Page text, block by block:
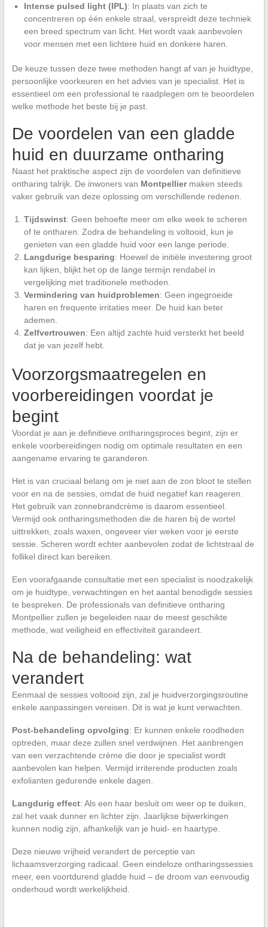
Intense pulsed light (IPL): In plaats van zich te
concentreren op één enkele straal, verspreidt deze techniek
een breed spectrum van licht. Het wordt vaak aanbevolen
voor mensen met een lichtere huid en donkere haren.
De keuze tussen deze twee methoden hangt af van je huidtype,
persoonlijke voorkeuren en het advies van je specialist. Het is
essentieel om een professional te raadplegen om te beoordelen
welke methode het beste bij je past.
De voordelen van een gladde
huid en duurzame ontharing
Naast het praktische aspect zijn de voordelen van definitieve
ontharing talrijk. De inwoners van Montpelliermaken steeds
vaker gebruik van deze oplossing om verschillende redenen.
Tijdswinst: Geen behoefte meer om elke week te scheren
of te ontharen. Zodra de behandeling is voltooid, kun je
genieten van een gladde huid voor een lange periode.
Langdurige besparing: Hoewel de initiële investering groot
kan lijken, blijkt het op de lange termijn rendabel in
vergelijking met traditionele methoden.
Vermindering van huidproblemen: Geen ingegroeide
haren en frequente irritaties meer. De huid kan beter
ademen.
Zelfvertrouwen: Een altijd zachte huid versterkt het beeld
dat je van jezelf hebt.
Voorzorgsmaatregelen en
voorbereidingen voordat je
begint
Voordat je aan je definitieve ontharingsproces begint, zijn er
enkele voorbereidingen nodig om optimale resultaten en een
aangename ervaring te garanderen.
Het is van cruciaal belang om je niet aan de zon bloot te stellen
voor en na de sessies, omdat de huid negatief kan reageren.
Het gebruik van zonnebrandcrème is daarom essentieel.
Vermijd ook ontharingsmethoden die de haren bij de wortel
uittrekken, zoals waxen, ongeveer vier weken voor je eerste
sessie. Scheren wordt echter aanbevolen zodat de lichtstraal de
follikel direct kan bereiken.
Een voorafgaande consultatie met een specialist is noodzakelijk
om je huidtype, verwachtingen en het aantal benodigde sessies
te bespreken. De professionals van definitieve ontharing
Montpellier zullen je begeleiden naar de meest geschikte
methode, wat veiligheid en effectiviteit garandeert.
Na de behandeling: wat
verandert
Eenmaal de sessies voltooid zijn, zal je huidverzorgingsroutine
enkele aanpassingen vereisen. Dit is wat je kunt verwachten.
Post-behandeling opvolging: Er kunnen enkele roodheden
optreden, maar deze zullen snel verdwijnen. Het aanbrengen
van een verzachtende crème die door je specialist wordt
aanbevolen kan helpen. Vermijd irriterende producten zoals
exfolianten gedurende enkele dagen.
Langdurig effect: Als een haar besluit om weer op te duiken,
zal het vaak dunner en lichter zijn. Jaarlijkse bijwerkingen
kunnen nodig zijn, afhankelijk van je huid- en haartype.
Deze nieuwe vrijheid verandert de perceptie van
lichaamsverzorging radicaal. Geen eindeloze ontharingssessies
meer, een voortdurend gladde huid – de droom van eenvoudig
onderhoud wordt werkelijkheid.